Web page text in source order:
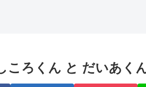
ころくん と だいあく